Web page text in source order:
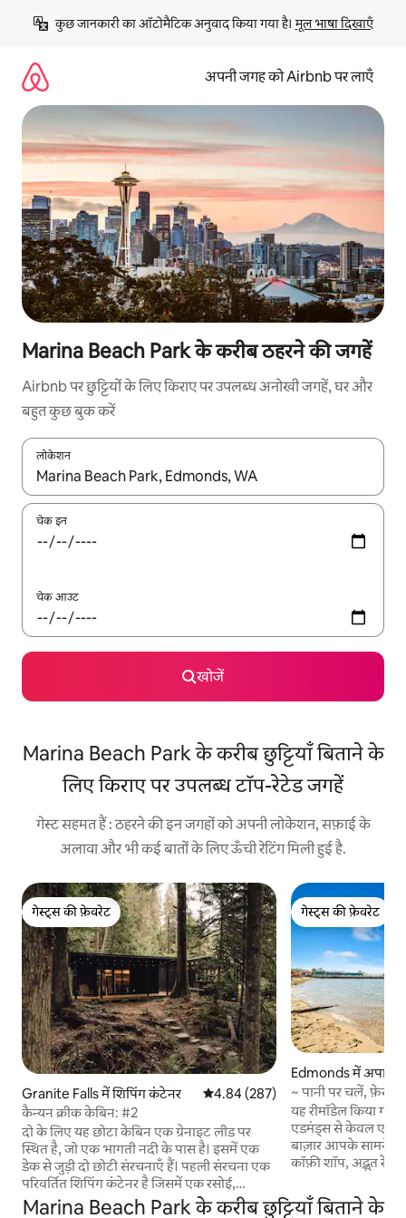
छोड़कर
कॉन्टेंट
कुछ जानकारी का ऑटोमैटिक अनुवाद किया गया है। मूल भाषा दिखाएँ
अपनी जगह को Airbnb पर लाएँ
Marina Beach Park के करीब ठहरने की जगहें
Airbnb पर छुट्टियों के लिए किराए पर उपलब्ध अनोखी जगहें, घर और
बहुत कुछ बुक करें
लोकेशन
नतीजों के उपलब्ध होने पर, अप और डाउन 'ऐरो की' का इस्तेमाल करके नेविगेट
चेक इन
चेक आउट
खोजें
Marina Beach Park के करीब छुट्टियाँ बिताने के
लिए किराए पर उपलब्ध टॉप-रेटेड जगहें
गेस्ट सहमत हैं : ठहरने की इन जगहों को अपनी लोकेशन, सफ़ाई के
अलावा और भी कई बातों के लिए ऊँची रेटिंग मिली हुई है.
गेस्ट्स की फ़ेवरेट
गेस्ट्स की फ़ेवरेट
Granite Falls में शिपिंग कंटेनर औसत रेटिंग 5 में से 4.84, 287 समीक्षाएँ
4.84 (287)
कैन्यन क्रीक केबिन: #2
दो के लिए यह छोटा केबिन एक ग्रेनाइट लीड पर
स्थित है, जो एक भागती नदी के पास है। इसमें एक
डेक से जुड़ी दो छोटी संरचनाएँ हैं। पहली संरचना एक
परिवर्तित शिपिंग कंटेनर है जिसमें एक रसोई,
बाथरूम, लिविंग रूम और आउटडोर आँगन है। दूसरी
गेस्ट्स की फ़ेवरेट
गेस्ट्स की फ़ेवरेट
Edmonds में
~ पानी पर चलें, फ़ेरी,
यह रीमॉडेल किया गया
एडमंड्स से केवल एक
बाज़ार आपके सामने के
कॉफ़ी शॉप, अद्भुत
में वह सब कुछ है,
तक की एडमंड्स,
Marina Beach Park के करीब छुट्टियाँ बिताने के